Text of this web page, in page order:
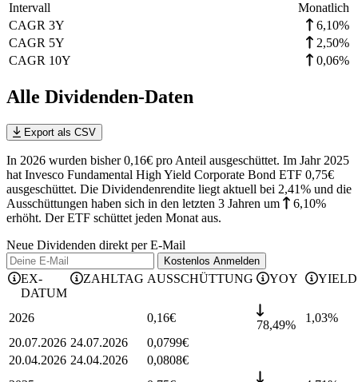
Intervall
Monatlich
CAGR 3Y
6,10%
CAGR 5Y
2,50%
CAGR 10Y
0,06%
Alle Dividenden-Daten
Export als CSV
In 2026 wurden bisher 0,16€ pro Anteil ausgeschüttet. Im Jahr 2025
hat Invesco Fundamental High Yield Corporate Bond ETF 0,75€
ausgeschüttet. Die Dividendenrendite liegt aktuell bei 2,41% und die
Ausschüttungen haben sich in den letzten 3 Jahren um
6,10%
erhöht. Der ETF schüttet jeden Monat aus.
Neue Dividenden direkt per E-Mail
Kostenlos Anmelden
EX-
DATUM
ZAHLTAG AUSSCHÜTTUNG YOY YIELD
2026 0,16€
78,49%
1,03%
20.07.2026 24.07.2026 0,0799€
20.04.2026 24.04.2026 0,0808€